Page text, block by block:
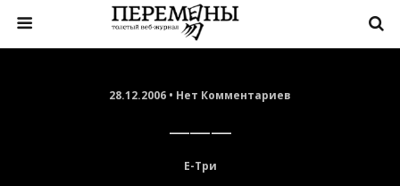
28.12.2006 • Нет Комментариев
———
Е-Три